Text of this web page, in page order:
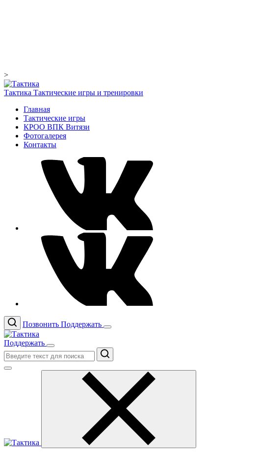
>
Тактика Тактические игры и тренировки
Главная
Тактические игры
КРОО ВПК Витязи
Фотогалерея
Контакты
Позвонить Поддержать
Поддержать
Поиск